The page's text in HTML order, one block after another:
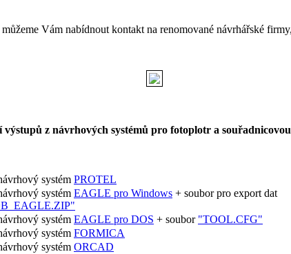
Vám nabídnout kontakt na renomované návrhářské
výstupů z návrhových systémů pro fotoplotr a
systém PROTEL
systém EAGLE pro Windows + soubor pro export dat
systém EAGLE pro DOS + soubor "TOOL.CFG"
systém FORMICA
systém ORCAD